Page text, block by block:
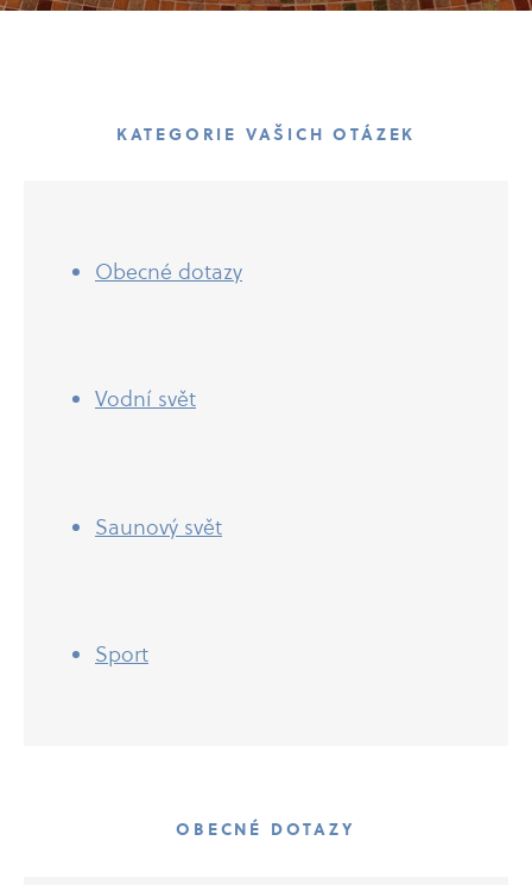
KATEGORIE VAŠICH OTÁZEK
Obecné dotazy
Vodní svět
Saunový svět
Sport
OBECNÉ DOTAZY